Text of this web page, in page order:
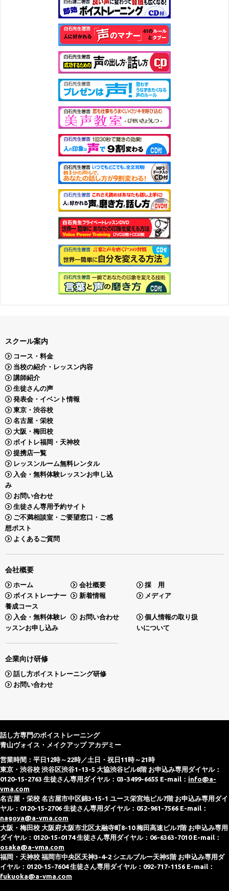
スクール案内
コース・料金
当校の紹介・レッスン内容
講師紹介
生徒さんの声
発表会・イベント情報
東京・渋谷校
名古屋・栄校
大阪・梅田校
ボイトレ福岡・天神校
提携店一覧
レッスンルーム無料レンタル
入会・無料体験レッスンお申し込
み
お問い合わせ
生徒さん専用予約サイト
ご不満相談室・ご要望窓口・ご感
想ポスト
よくあるご質問
会社概要
ホーム 会社概要
採 用
ボイストレーナー
養成コース
新着情報 メディア
入会・無料体験レ
ッスンお申し込み
お問い合わせ
個人情報の取り扱
いについて
企業向け研修
話し方ボイストレーニング研修
お問い合わせ
話し方専門のボイストレーニング
青山ヴォイス・メイクアップ アカデミー
営業時間：平日12時～22時／土日・祝日11時～21時
東京・渋谷校 渋谷区渋谷1-13-5 大協渋谷ビル8階 お申込み専用ダイヤル：
0120-15-2763 生徒さん専用ダイヤル：03-3499-6655 E-mail： info@a-
vma.com
名古屋・栄校 名古屋市中区錦3-15-1 ユース栄宮地ビル7階 お申込み専用ダイ
ヤル：0120-15-2706 生徒さん専用ダイヤル：052-961-7566 E-mail：
nagoya@a-vma.com
大阪・梅田校 大阪府大阪市北区太融寺町8-10 梅田高速ビル7階 お申込み専用
ダイヤル：0120-15-0174 生徒さん専用ダイヤル：06-6363-7010 E-mail：
osaka@a-vma.com
福岡・天神校 福岡市中央区天神3-4-2 シエルブルー天神5階 お申込み専用ダ
イヤル：0120-15-7604 生徒さん専用ダイヤル：092-717-1156 E-mail：
fukuoka@a-vma.com